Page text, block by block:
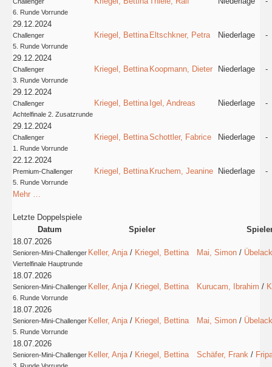
6. Runde Vorrunde
29.12.2024
Challenger
5. Runde Vorrunde
Kriegel, Bettina Eltschkner, Petra Niederlage -
29.12.2024
Challenger
3. Runde Vorrunde
Kriegel, Bettina Koopmann, Dieter Niederlage -
29.12.2024
Challenger
Achtelfinale 2. Zusatzrunde
Kriegel, Bettina Igel, Andreas Niederlage -
29.12.2024
Challenger
1. Runde Vorrunde
Kriegel, BettinaSchottler, Fabrice Niederlage -
22.12.2024
Premium-Challenger
5. Runde Vorrunde
Kriegel, Bettina Kruchem, Jeanine Niederlage -
Mehr …
Letzte Doppelspiele
Datum
Spieler
18.07.2026
Senioren-Mini-Challenger
Viertelfinale Hauptrunde
Keller, Anja / Kriegel, Bettina Mai, Simon /
18.07.2026
Senioren-Mini-Challenger
6. Runde Vorrunde
Keller, Anja / Kriegel, Bettina Kurucam, Ibrahim /
18.07.2026
Senioren-Mini-Challenger
5. Runde Vorrunde
Keller, Anja / Kriegel, Bettina Mai, Simon /
18.07.2026
Senioren-Mini-Challenger Keller, Anja / Kriegel, Bettina Schäfer, Frank /